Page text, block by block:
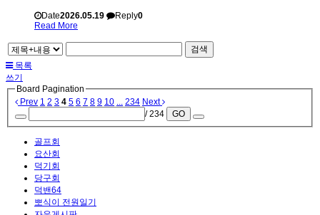
Date2026.05.19 Reply0
Read More
검색
목록
쓰기
Board Pagination
Prev 1 2 3 4 5 6 7 8 9 10 ... 234 Next
/ 234
GO
골프회
요산회
덕기회
당구회
덕밴64
뽀식이 전원일기